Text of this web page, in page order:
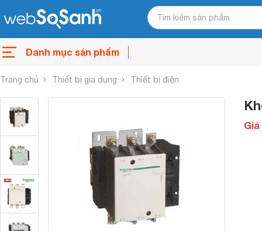
Danh mục sản phẩm
Trang chủ Thiết bị gia dụng Thiết bị điện
Giá